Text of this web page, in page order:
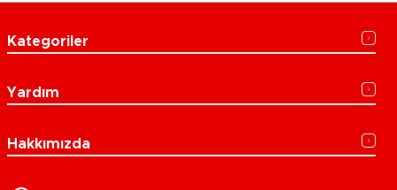
Kategoriler
Yardım
Hakkımızda